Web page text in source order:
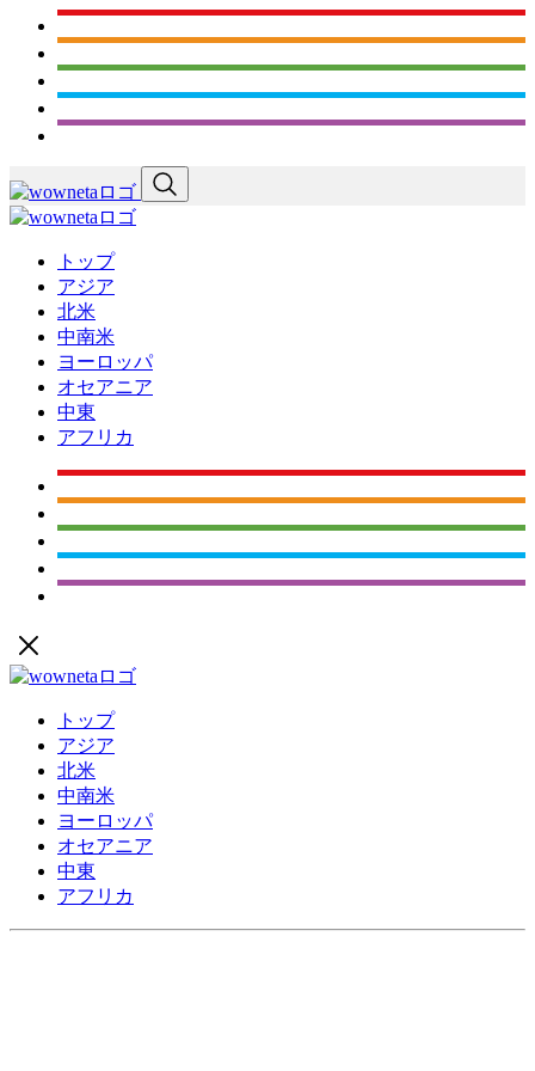
トップ
アジア
北米
中南米
ヨーロッパ
オセアニア
中東
アフリカ
トップ
アジア
北米
中南米
ヨーロッパ
オセアニア
中東
アフリカ